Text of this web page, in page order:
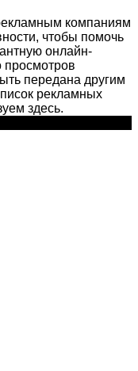
компаниям
чтобы помочь
онлайн-
просмотров
передана другим
рекламных
здесь.